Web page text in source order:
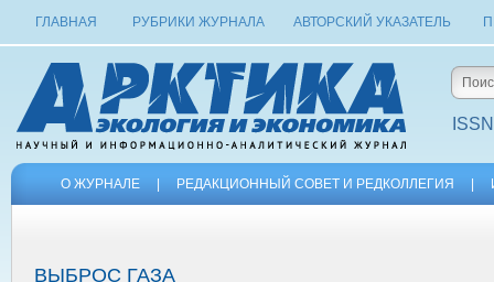
ГЛАВНАЯ РУБРИКИ ЖУРНАЛА АВТОРСКИЙ УКАЗАТЕЛЬ
О ЖУРНАЛЕ РЕДАКЦИОННЫЙ СОВЕТ И РЕДКОЛЛЕГИЯ
ВЫБРОС ГАЗА